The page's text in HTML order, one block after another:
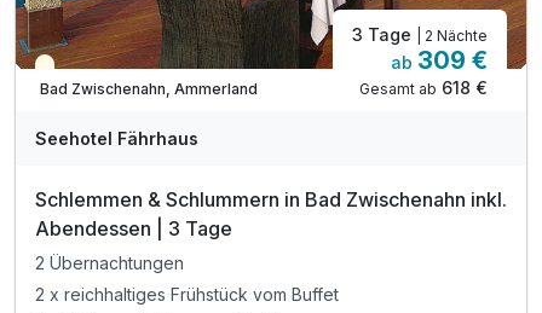
Teilweise ausgelastet
Bad Zwischenahn, Ammerland
3 Tage | 2 Nächte
ab 309 €
Gesamt ab 618 €
Seehotel Fährhaus
Schlemmen & Schlummern in Bad Zwischenahn inkl.
Abendessen | 3 Tage
2 Übernachtungen
2 x reichhaltiges Frühstück vom Buffet